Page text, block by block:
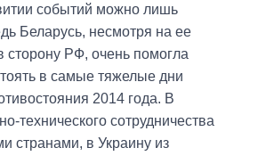
событий можно лишь
Беларусь, несмотря на ее
сторону РФ, очень помогла
в самые тяжелые дни
2014 года. В
технического сотрудничества
странами, в Украину из